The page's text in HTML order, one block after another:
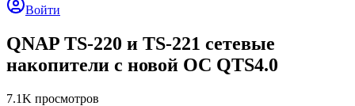
Войти
QNAP TS-220 и TS-221 сетевые
накопители с новой ОС QTS4.0
7.1K просмотров